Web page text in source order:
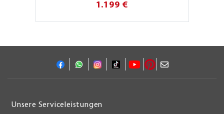
1.199 €
Unsere Serviceleistungen